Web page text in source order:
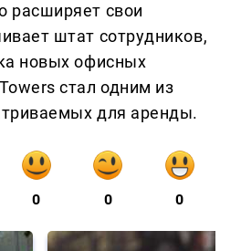
расширяет свои
штат сотрудников,
новых офисных
стал одним из
для аренды.
0 0 0